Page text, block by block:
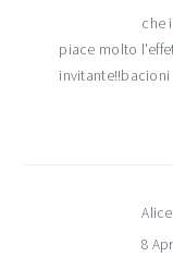
che
piace molto
invitante!!bacioni
Alice
8